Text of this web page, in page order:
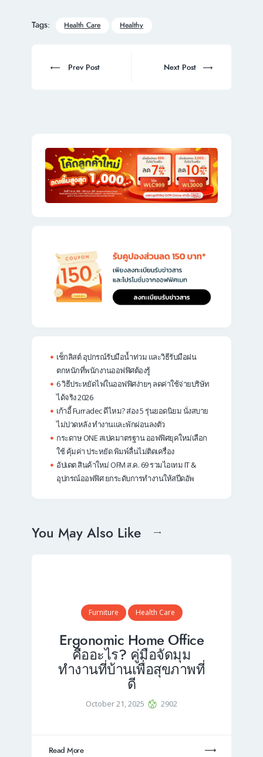
Tags: Health Care Healthy
navigation
Prev
Prev Post
Next
Next Post
เช็กลิสต์ อุปกรณ์รับมือน้ำท่วม และวิธีรับมือฝน
ตกหนักที่พนักงานออฟฟิศต้องรู้
6 วิธีประหยัดไฟในออฟฟิศง่ายๆ ลดค่าใช้จ่ายบริษัท
ได้จริง 2026
เก้าอี้ Furradec ดีไหม? ส่อง 5 รุ่นยอดนิยม นั่งสบาย
ไม่ปวดหลัง ทำงานและพักผ่อนลงตัว
กระดาษ ONE สเปคมาตรฐาน ออฟฟิศยุคใหม่เลือก
ใช้ คุ้มค่า ประหยัด พิมพ์ลื่นไม่ติดเครื่อง
อัปเดต สินค้าใหม่ OFM ส.ค. 69 รวมไอเทม IT &
อุปกรณ์ออฟฟิศ ยกระดับการทำงานให้สปีดอัพ
You May Also Like
Furniture Health Care
Ergonomic Home Office
คืออะไร? คู่มือจัดมุม
ทำงานที่บ้านเพื่อสุขภาพที่
ดี
October 21, 2025 2902
Read More